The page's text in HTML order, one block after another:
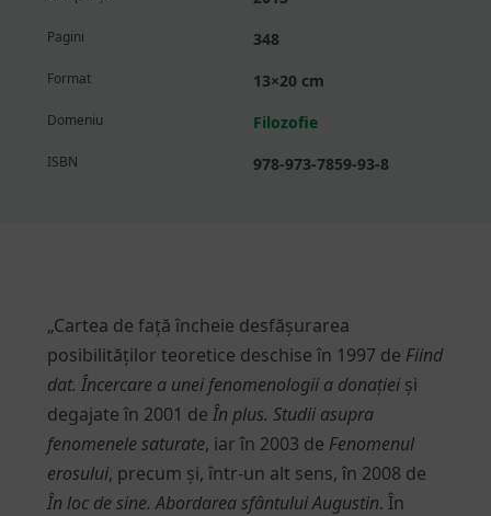
Pagini 348
Format 13×20 cm
Domeniu Filozofie
ISBN 978-973-7859-93-8
„Cartea de față încheie desfășurarea
posibilităților teoretice deschise în 1997 de Fiind
dat. Încercare a unei fenomenologii a donațieiși
degajate în 2001 de În plus. Studii asupra
fenomenele saturate, iar în 2003 de Fenomenul
erosului, precum și, într-un alt sens, în 2008 de
În loc de sine. Abordarea sfântului Augustin. În